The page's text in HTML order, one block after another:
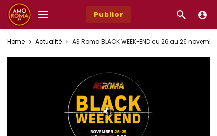
Publier
Home Actualité AS Roma BLACK WEEK-END du 26 au 29